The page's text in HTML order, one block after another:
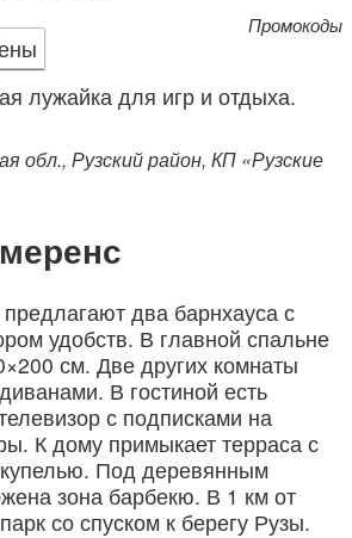
Промокоды
обл., Рузский район, КП «Рузские
предлагают два барнхауса с
удобств. В главной спальне
см. Две других комнаты
В гостиной есть
с подписками на
К дому примыкает терраса с
Под деревянным
зона барбекю. В 1 км от
со спуском к берегу Рузы.